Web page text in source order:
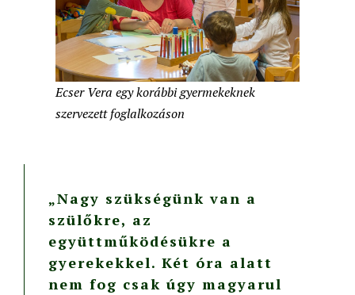
Ecser Vera egy korábbi gyermekeknek
szervezett foglalkozáson
„Nagy szükségünk van a
szülőkre, az
együttműködésükre a
gyerekekkel. Két óra alatt
nem fog csak úgy magyarul